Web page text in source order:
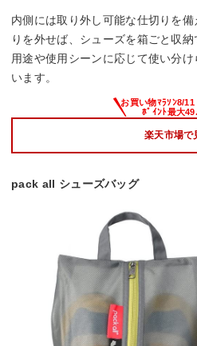
内側には取り外し可能な仕切りを
りを外せば、シューズを箱ごと収納
用途や使用シーンに応じて使い分
います。
楽天市場で
pack all シューズバッグ